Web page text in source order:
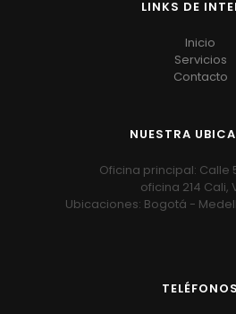
LINKS DE
Inicio
Servicios
Contacto
NUESTRA
Oficina principal: Calle
oficina 214 Cali,
Ubicaciones: Bogotá -
TELÉFONOS